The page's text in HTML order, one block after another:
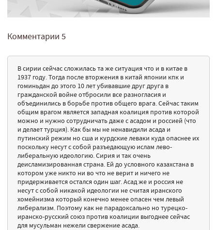
Комментарии 5
В сирии сейчас сложилась та же ситуация что и в китае в
1937 году. Тогда после вторжения в китай японии кпк и
гоминьдан до этого 10 лет убивавшие друг друга в
гражданской войне отбросили все разногласия и
объединились в борьбе против общего врага. Сейчас таким
общим врагом является западная коалиция против которой
можно и нужно сотрудничать даже с асадом и россией (что
и делает турция). Как бы мы не ненавидили асада и
путинский режим но сша и курдские леваки куда опаснее их
поскольку несут с собой разъедающую ислам лево-
либеральную идеологию. Сирия и так очень
деисламизированная страна. Ей до условного казахстана в
котором уже никто ни во что не верит и ничего не
придерживается остался один шаг. Асад же и россия не
несут с собой никакой идеологии не считая иранского
хомейнизма который конечно менее опасен чем левый
либерализм. Поэтому как не парадоксально но турецко-
иранско-русский союз против коалиции выгоднее сейчас
для мусульман нежели свержение асада.